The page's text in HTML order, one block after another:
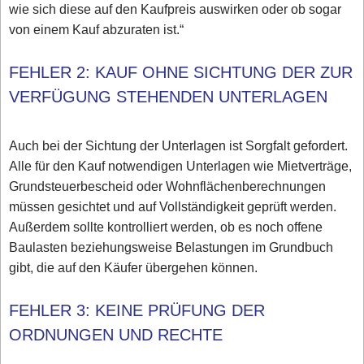
wie sich diese auf den Kaufpreis auswirken oder ob sogar
von einem Kauf abzuraten ist.“
FEHLER 2: KAUF OHNE SICHTUNG DER ZUR
VERFÜGUNG STEHENDEN UNTERLAGEN
Auch bei der Sichtung der Unterlagen ist Sorgfalt gefordert.
Alle für den Kauf notwendigen Unterlagen wie Mietverträge,
Grundsteuerbescheid oder Wohnflächenberechnungen
müssen gesichtet und auf Vollständigkeit geprüft werden.
Außerdem sollte kontrolliert werden, ob es noch offene
Baulasten beziehungsweise Belastungen im Grundbuch
gibt, die auf den Käufer übergehen können.
FEHLER 3: KEINE PRÜFUNG DER
ORDNUNGEN UND RECHTE